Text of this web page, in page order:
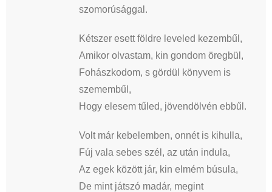
szomorúsággal.
Kétszer esett földre leveled kezembűl,
Amikor olvastam, kin gondom öregbül,
Fohászkodom, s gördül könyvem is
szemembűl,
Hogy elesem tűled, jövendölvén ebbűl.
Volt már kebelemben, onnét is kihulla,
Fúj vala sebes szél, az után indula,
Az egek között jár, kin elmém búsula,
De mint játszó madár, megint